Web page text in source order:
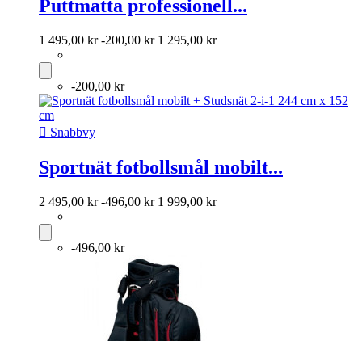
Puttmatta professionell...
1 495,00 kr -200,00 kr 1 295,00 kr
-200,00 kr
 Snabbvy
Sportnät fotbollsmål mobilt...
2 495,00 kr -496,00 kr 1 999,00 kr
-496,00 kr